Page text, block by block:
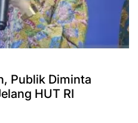
Publik Diminta
HUT RI